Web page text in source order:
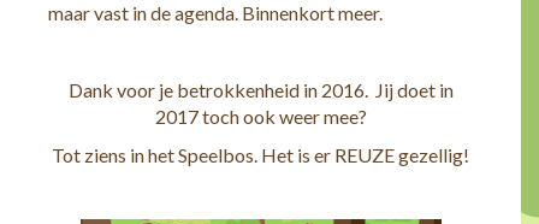
maar vast in de agenda. Binnenkort meer.
Dank voor je betrokkenheid in 2016. Jij doet in
2017 toch ook weer mee?
Tot ziens in het Speelbos. Het is er REUZE gezellig!